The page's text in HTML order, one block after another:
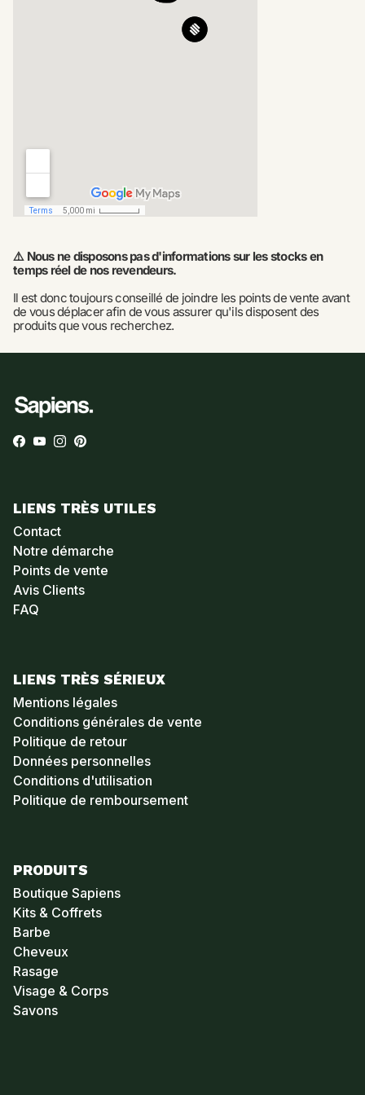
⚠️ Nous ne disposons pas d'informations sur les stocks en
temps réel de nos revendeurs.
Il est donc toujours conseillé de joindre les points de vente avant
de vous déplacer afin de vous assurer qu'ils disposent des
produits que vous recherchez.
Facebook
YouTube
Instagram
Pinterest
LIENS TRÈS UTILES
Contact
Notre démarche
Points de vente
Avis Clients
FAQ
LIENS TRÈS SÉRIEUX
Mentions légales
Conditions générales de vente
Politique de retour
Données personnelles
Conditions d'utilisation
Politique de remboursement
PRODUITS
Boutique Sapiens
Kits & Coffrets
Barbe
Cheveux
Rasage
Visage & Corps
Savons